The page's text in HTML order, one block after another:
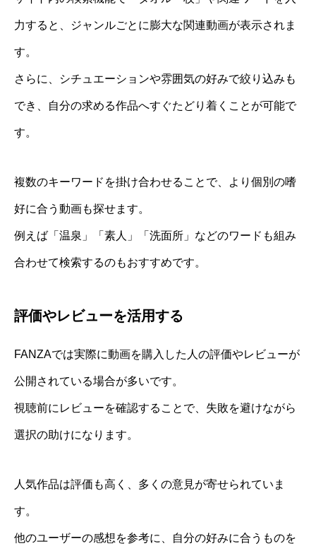
力すると、ジャンルごとに膨大な関連動画が表示されま
す。
さらに、シチュエーションや雰囲気の好みで絞り込みも
でき、自分の求める作品へすぐたどり着くことが可能で
す。
複数のキーワードを掛け合わせることで、より個別の嗜
好に合う動画も探せます。
例えば「温泉」「素人」「洗面所」などのワードも組み
合わせて検索するのもおすすめです。
評価やレビューを活用する
FANZAでは実際に動画を購入した人の評価やレビューが
公開されている場合が多いです。
視聴前にレビューを確認することで、失敗を避けながら
選択の助けになります。
人気作品は評価も高く、多くの意見が寄せられていま
す。
他のユーザーの感想を参考に、自分の好みに合うものを